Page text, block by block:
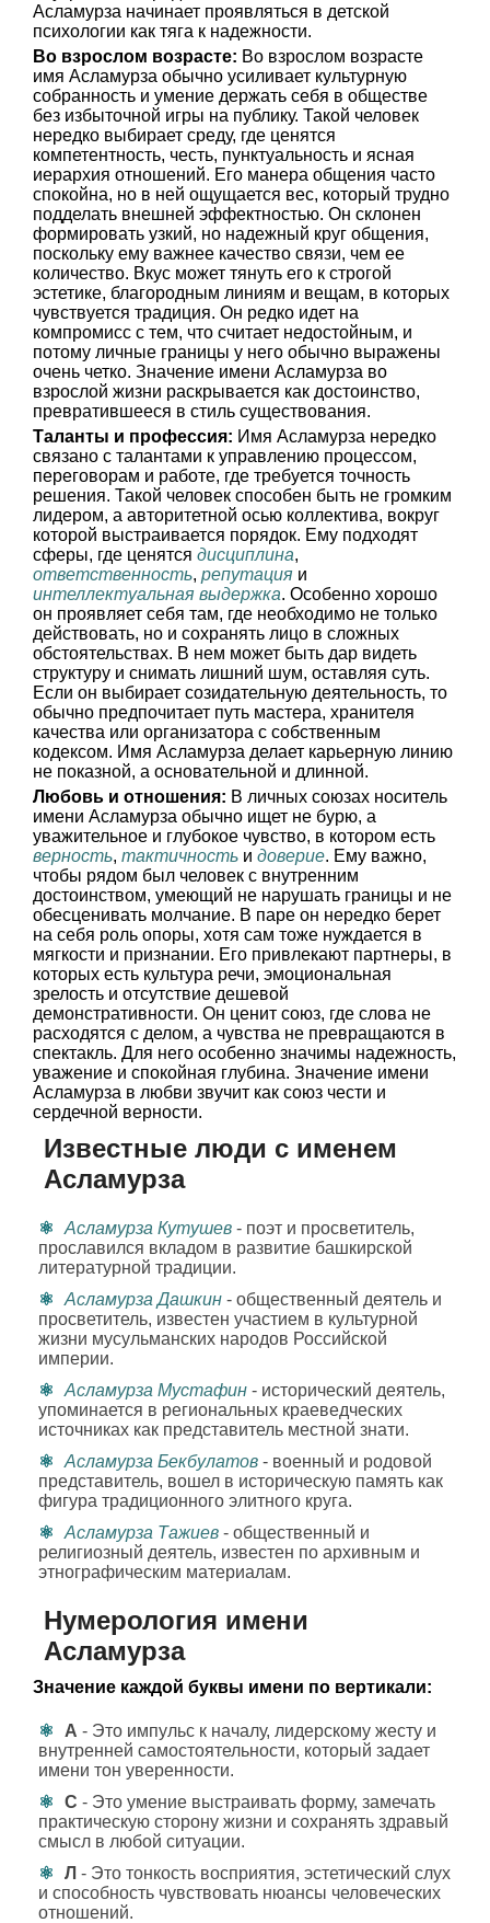
Асламурза начинает проявляться в детской
психологии как тяга к надежности.
Во взрослом возрасте: Во взрослом возрасте
имя Асламурза обычно усиливает культурную
собранность и умение держать себя в обществе
без избыточной игры на публику. Такой человек
нередко выбирает среду, где ценятся
компетентность, честь, пунктуальность и ясная
иерархия отношений. Его манера общения часто
спокойна, но в ней ощущается вес, который трудно
подделать внешней эффектностью. Он склонен
формировать узкий, но надежный круг общения,
поскольку ему важнее качество связи, чем ее
количество. Вкус может тянуть его к строгой
эстетике, благородным линиям и вещам, в которых
чувствуется традиция. Он редко идет на
компромисс с тем, что считает недостойным, и
потому личные границы у него обычно выражены
очень четко. Значение имени Асламурза во
взрослой жизни раскрывается как достоинство,
превратившееся в стиль существования.
Таланты и профессия: Имя Асламурза нередко
связано с талантами к управлению процессом,
переговорам и работе, где требуется точность
решения. Такой человек способен быть не громким
лидером, а авторитетной осью коллектива, вокруг
которой выстраивается порядок. Ему подходят
сферы, где ценятся дисциплина,
ответственность, репутация и
интеллектуальная выдержка. Особенно хорошо
он проявляет себя там, где необходимо не только
действовать, но и сохранять лицо в сложных
обстоятельствах. В нем может быть дар видеть
структуру и снимать лишний шум, оставляя суть.
Если он выбирает созидательную деятельность, то
обычно предпочитает путь мастера, хранителя
качества или организатора с собственным
кодексом. Имя Асламурза делает карьерную линию
не показной, а основательной и длинной.
Любовь и отношения: В личных союзах носитель
имени Асламурза обычно ищет не бурю, а
уважительное и глубокое чувство, в котором есть
верность, тактичность и доверие. Ему важно,
чтобы рядом был человек с внутренним
достоинством, умеющий не нарушать границы и не
обесценивать молчание. В паре он нередко берет
на себя роль опоры, хотя сам тоже нуждается в
мягкости и признании. Его привлекают партнеры, в
которых есть культура речи, эмоциональная
зрелость и отсутствие дешевой
демонстративности. Он ценит союз, где слова не
расходятся с делом, а чувства не превращаются в
спектакль. Для него особенно значимы надежность,
уважение и спокойная глубина. Значение имени
Асламурза в любви звучит как союз чести и
сердечной верности.
Известные люди с именем
Асламурза
Асламурза Кутушев - поэт и просветитель,
прославился вкладом в развитие башкирской
литературной традиции.
Асламурза Дашкин - общественный деятель и
просветитель, известен участием в культурной
жизни мусульманских народов Российской
империи.
Асламурза Мустафин - исторический деятель,
упоминается в региональных краеведческих
источниках как представитель местной знати.
Асламурза Бекбулатов - военный и родовой
представитель, вошел в историческую память как
фигура традиционного элитного круга.
Асламурза Тажиев - общественный и
религиозный деятель, известен по архивным и
этнографическим материалам.
Нумерология имени
Асламурза
Значение каждой буквы имени по вертикали:
А - Это импульс к началу, лидерскому жесту и
внутренней самостоятельности, который задает
имени тон уверенности.
С - Это умение выстраивать форму, замечать
практическую сторону жизни и сохранять здравый
смысл в любой ситуации.
Л - Это тонкость восприятия, эстетический слух
и способность чувствовать нюансы человеческих
отношений.